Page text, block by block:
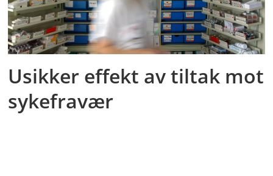
Usikker effekt av tiltak mot
sykefravær